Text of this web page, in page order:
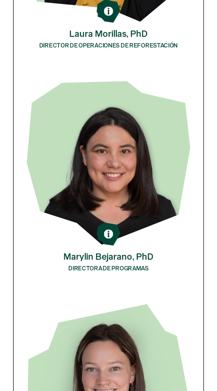
Laura Morillas, PhD
DIRECTOR DE OPERACIONES DE REFORESTACIÓN
Marylin Bejarano, PhD
DIRECTORA DE PROGRAMAS